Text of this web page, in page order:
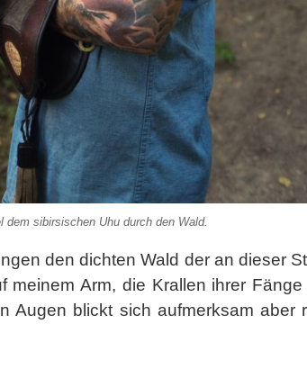
dem sibirsischen Uhu durch den Wald.
den dichten Wald der an dieser
meinem Arm, die Krallen ihrer
Augen blickt sich aufmerksam aber